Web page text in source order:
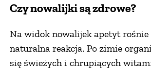
Czy nowalijki są zdrowe?
Na widok nowalijek apetyt
naturalna reakcja. Po zimie
się świeżych i chrupiących
PRZYSTAWKI